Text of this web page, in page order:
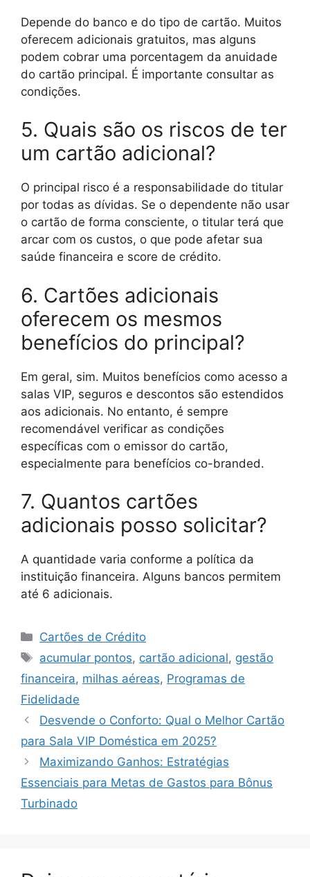
Depende do banco e do tipo de cartão. Muitos
oferecem adicionais gratuitos, mas alguns
podem cobrar uma porcentagem da anuidade
do cartão principal. É importante consultar as
condições.
5. Quais são os riscos de ter
um cartão adicional?
O principal risco é a responsabilidade do titular
por todas as dívidas. Se o dependente não usar
o cartão de forma consciente, o titular terá que
arcar com os custos, o que pode afetar sua
saúde financeira e score de crédito.
6. Cartões adicionais
oferecem os mesmos
benefícios do principal?
Em geral, sim. Muitos benefícios como acesso a
salas VIP, seguros e descontos são estendidos
aos adicionais. No entanto, é sempre
recomendável verificar as condições
específicas com o emissor do cartão,
especialmente para benefícios co-branded.
7. Quantos cartões
adicionais posso solicitar?
A quantidade varia conforme a política da
instituição financeira. Alguns bancos permitem
até 6 adicionais.
Categorias
Cartões de Crédito
Tags
acumular pontos, cartão adicional, gestão
financeira, milhas aéreas, Programas de
Fidelidade
Desvende o Conforto: Qual o Melhor Cartão
para Sala VIP Doméstica em 2025?
Maximizando Ganhos: Estratégias
Essenciais para Metas de Gastos para Bônus
Turbinado